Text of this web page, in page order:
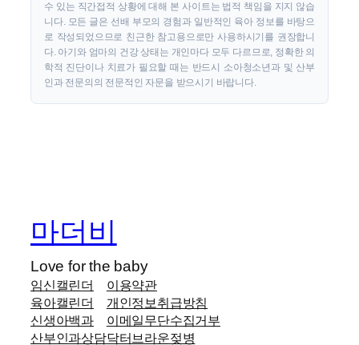
수 있는 직간접적 상황에 대해 본 사이트는 법적 책임을 지지 않습
니다. 모든 글은 선배 부모의 경험과 일반적인 육아 정보를 바탕으
로 작성되었으므로 친근한 참고용으로만 사용하시기를 권장합니
다. 아기와 엄마의 건강 상태는 개인마다 모두 다르므로, 정확한 의
학적 진단이나 치료가 필요할 때는 반드시 소아청소년과 및 산부
인과 전문의의 전문적인 자문을 받으시기 바랍니다.
마더비
Love for the baby
임신캘린더
육아캘린더
신생아백과
산부인과상담
이용약관
개인정보취급방침
이메일무단수집거부
닥터브라운젖병